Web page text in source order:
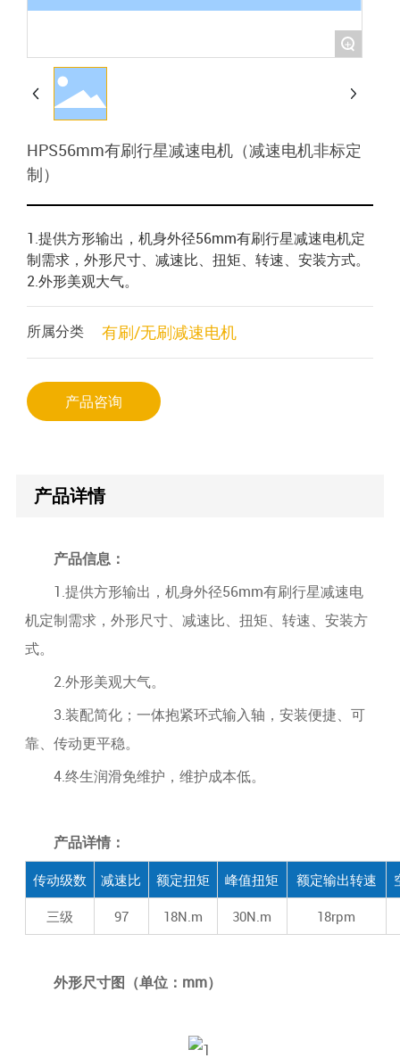
+
HPS56mm有刷行星减速电机（减速电机非标定
制）
1.提供方形输出，机身外径56mm有刷行星减速电机定
制需求，外形尺寸、减速比、扭矩、转速、安装方式。
所属分类 有刷/无刷减速电机
产品咨询
产品详情
产品信息：
1.提供方形输出，机身外径56mm有刷行星减速电
机定制需求，外形尺寸、减速比、扭矩、转速、安装方
式。
2.外形美观大气。
3.装配简化；一体抱紧环式输入轴，安装便捷、可
靠、传动更平稳。
4.终生润滑免维护，维护成本低。
产品详情：
传动级数 减速比 额定扭矩 峰值扭矩 额定输出转速
三级 97 18N.m 30N.m 18rpm
外形尺寸图（单位：mm）